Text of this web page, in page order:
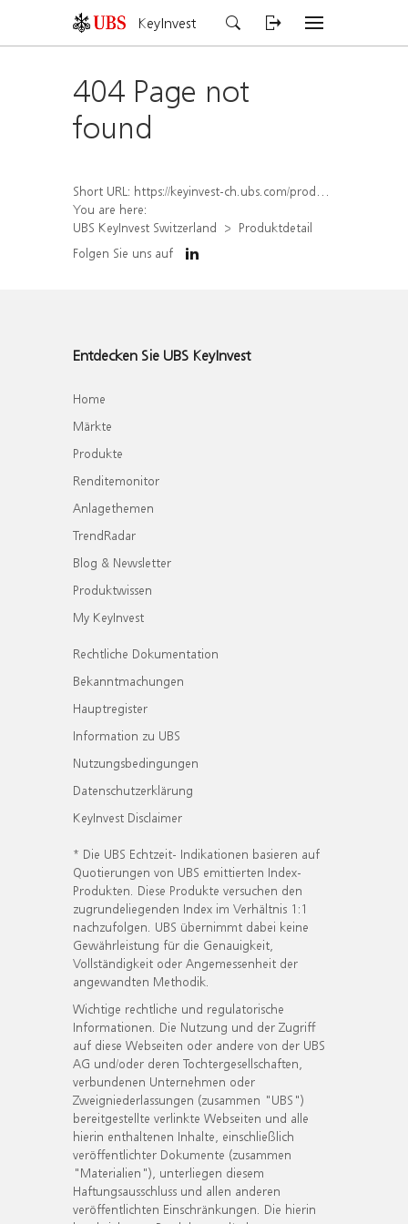
KeyInvest
404 Page not
found
Short URL: https://keyinvest-ch.ubs.com/produkt/detail/index/isin/CH1570499306
You are here:
UBS KeyInvest Switzerland
Produktdetail
Folgen Sie uns auf
Entdecken Sie UBS KeyInvest
Home
Märkte
Produkte
Renditemonitor
Anlagethemen
TrendRadar
Blog & Newsletter
Produktwissen
My KeyInvest
Rechtliche Dokumentation
Bekanntmachungen
Hauptregister
Information zu UBS
Nutzungsbedingungen
Datenschutzerklärung
KeyInvest Disclaimer
* Die UBS Echtzeit- Indikationen basieren auf
Quotierungen von UBS emittierten Index-
Produkten. Diese Produkte versuchen den
zugrundeliegenden Index im Verhältnis 1:1
nachzufolgen. UBS übernimmt dabei keine
Gewährleistung für die Genauigkeit,
Vollständigkeit oder Angemessenheit der
angewandten Methodik.
Wichtige rechtliche und regulatorische
Informationen. Die Nutzung und der Zugriff
auf diese Webseiten oder andere von der UBS
AG und/oder deren Tochtergesellschaften,
verbundenen Unternehmen oder
Zweigniederlassungen (zusammen "UBS")
bereitgestellte verlinkte Webseiten und alle
hierin enthaltenen Inhalte, einschließlich
veröffentlichter Dokumente (zusammen
"Materialien"), unterliegen diesem
Haftungsausschluss und allen anderen
veröffentlichten Einschränkungen. Die hierin